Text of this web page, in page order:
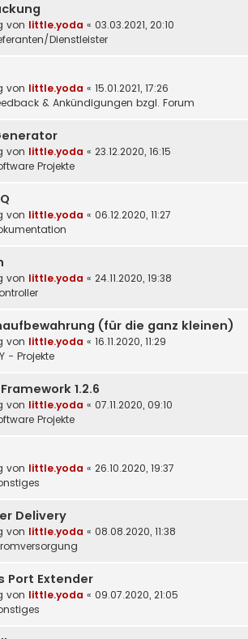
von little.yoda « 03.03.2021, 20:10
Dienstleister
von little.yoda « 15.01.2021, 17:26
& Ankündigungen bzgl. Forum
von little.yoda « 23.12.2020, 16:15
Projekte
von little.yoda « 06.12.2020, 11:27
von little.yoda « 24.11.2020, 19:38
(für die ganz kleinen)
von little.yoda « 16.11.2020, 11:29
- Projekte
1.2.6
von little.yoda « 07.11.2020, 09:10
Projekte
von little.yoda « 26.10.2020, 19:37
Delivery
von little.yoda « 08.08.2020, 11:38
Port Extender
von little.yoda « 09.07.2020, 21:05